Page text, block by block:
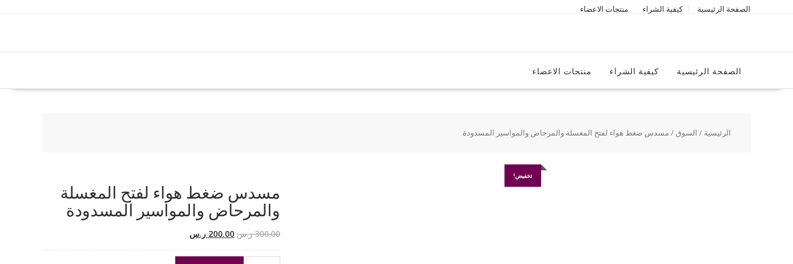
الصفحة الرئيسية كيفية الشراء منتجات الاعضاء
الصفحة الرئيسية كيفية الشراء منتجات الاعضاء
الرئيسية / السوق/ مسدس ضغط هواء لفتح المغسلة والمرحاض والمواسير المسدودة
تخفيض!
مسدس ضغط هواء لفتح المغسلة
والمرحاض والمواسير المسدودة
300.00 ر.س السعر
هو:
200.00 ر.سالسعر
هو:
كمية